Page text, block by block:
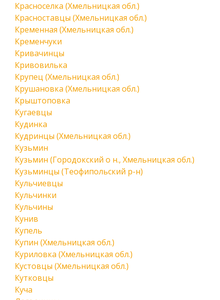
Красноселка (Хмельницкая обл.)
Красноставцы (Хмельницкая обл.)
Кременная (Хмельницкая обл.)
Кременчуки
Кривачинцы
Кривовилька
Крупец (Хмельницкая обл.)
Крушановка (Хмельницкая обл.)
Крыштоповка
Кугаевцы
Кудинка
Кудринцы (Хмельницкая обл.)
Кузьмин
Кузьмин (Городокский о н., Хмельницкая обл.)
Кузьминцы (Теофипольский р-н)
Кульчиевцы
Кульчинки
Кульчины
Кунив
Купель
Купин (Хмельницкая обл.)
Куриловка (Хмельницкая обл.)
Кустовцы (Хмельницкая обл.)
Кутковцы
Куча